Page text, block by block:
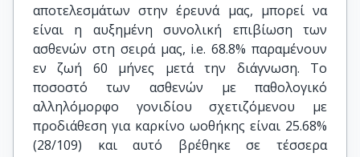
αποτελεσμάτων στην έρευνά μας, μπορεί να
είναι η αυξημένη συνολική επιβίωση των
ασθενών στη σειρά μας, i.e. 68.8% παραμένουν
εν ζωή 60 μήνες μετά την διάγνωση. Το
ποσοστό των ασθενών με παθολογικό
αλληλόμορφο γονιδίου σχετιζόμενου με
προδιάθεση για καρκίνο ωοθήκης είναι 25.68%
(28/109) και αυτό βρέθηκε σε τέσσερα